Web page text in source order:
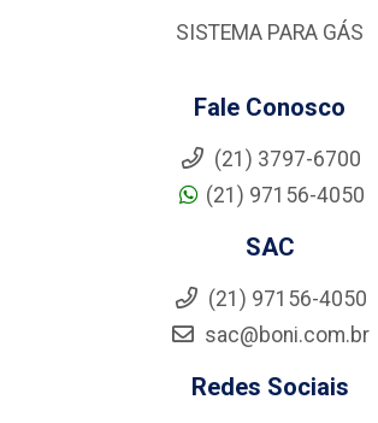
SISTEMA PARA GÁS
Fale Conosco
(21) 3797-6700
(21) 97156-4050
SAC
(21) 97156-4050
sac@boni.com.br
Redes Sociais